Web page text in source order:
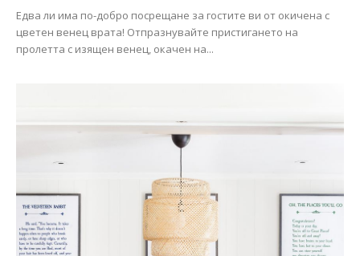
Едва ли има по-добро посрещане за гостите ви от окичена с
цветен венец врата! Отпразнувайте пристигането на
пролетта с изящен венец, окачен на...